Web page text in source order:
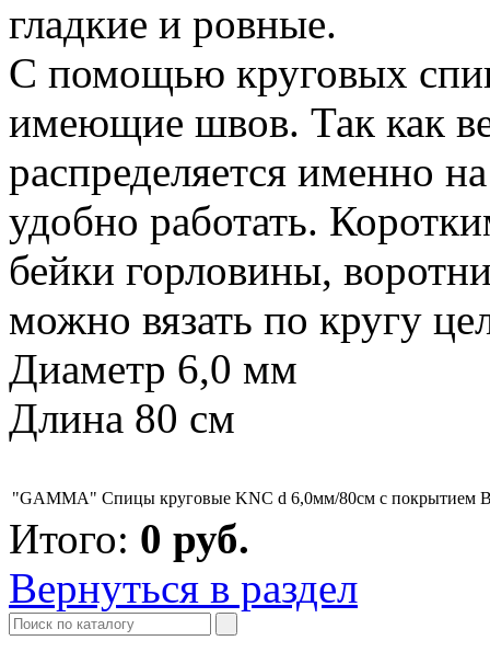
гладкие и ровные.
С помощью круговых
имеющие швов. Так как
распределяется именно
удобно работать.
бейки горловины,
можно вязать по кругу
Диаметр 6,0 мм
Длина 80 см
"GAMMA" Спицы круговые KNC d 6,0мм/80см с покрытием
Итого: 0 руб.
Вернуться в раздел